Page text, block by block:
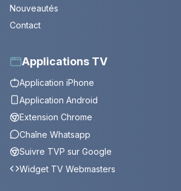
Nouveautés
Contact
Applications TV
Application iPhone
Application Android
Extension Chrome
Chaîne Whatsapp
Suivre TVP sur Google
Widget TV Webmasters